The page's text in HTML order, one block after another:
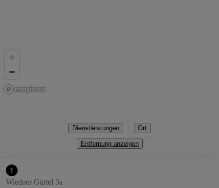
Dienstleistungen Ort
Entfernung anzeigen
1
Wiedner Gürtel 3a